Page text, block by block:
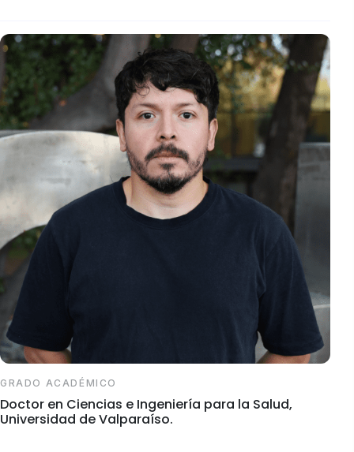
Comités Institucionales
GRADO ACADÉMICO
Doctor en Ciencias e Ingeniería para la Salud,
Universidad de Valparaíso.